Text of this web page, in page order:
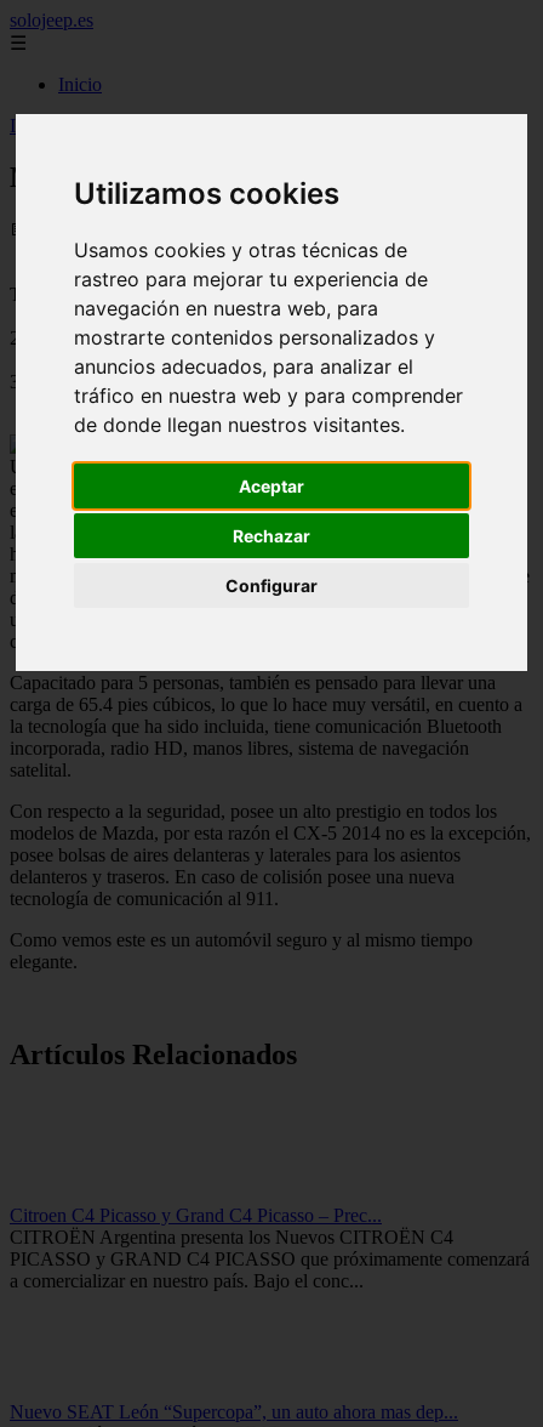
Utilizamos cookies
Usamos cookies y otras técnicas de
rastreo para mejorar tu experiencia de
navegación en nuestra web, para
mostrarte contenidos personalizados y
anuncios adecuados, para analizar el
tráfico en nuestra web y para comprender
de donde llegan nuestros visitantes.
Aceptar
Rechazar
Configurar
solojeep.es
☰
Inicio
Inicio
Mazda CX-5 2026 – Detalles técnicos
📅 03/08/2025
Tutoriales para el Auto
2013-05-27
3761
Un vehículo cuyo modelo fue pensado para la comodidad y la
elegancia, la línea siempre está en los modelos Mazda, en toda su
estructura nos recuerda los modelos anteriores, pero con este nuevo
lanzamiento, se notas muchos cambios, la manera que se inclina
hacia adelante le da la ventaja al conductor de tener una visibilidad
mayor, con su motor SKYACTIV-G 2.0L y SKYACTIV-G 2.5L, le
da suficiente potencia para tener un vehículo rápido y seguro, con
una caja de velocidades de 6 cambios automáticos, ni se nota
cuando se están efectuando los cambios.
Capacitado para 5 personas, también es pensado para llevar una
carga de 65.4 pies cúbicos, lo que lo hace muy versátil, en cuento a
la tecnología que ha sido incluida, tiene comunicación Bluetooth
incorporada, radio HD, manos libres, sistema de navegación
satelital.
Con respecto a la seguridad, posee un alto prestigio en todos los
modelos de Mazda, por esta razón el CX-5 2014 no es la excepción,
posee bolsas de aires delanteras y laterales para los asientos
delanteros y traseros. En caso de colisión posee una nueva
tecnología de comunicación al 911.
Como vemos este es un automóvil seguro y al mismo tiempo
elegante.
Artículos Relacionados
Citroen C4 Picasso y Grand C4 Picasso – Prec...
CITROËN Argentina presenta los Nuevos CITROËN C4
PICASSO y GRAND C4 PICASSO que próximamente comenzará
a comercializar en nuestro país. Bajo el conc...
Nuevo SEAT León “Supercopa”, un auto ahora mas dep...